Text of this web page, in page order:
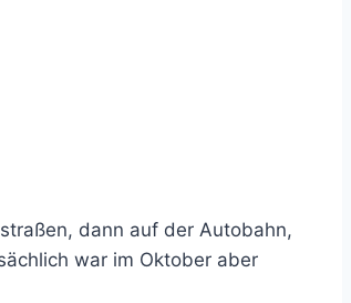
dann auf der Autobahn,
war im Oktober aber